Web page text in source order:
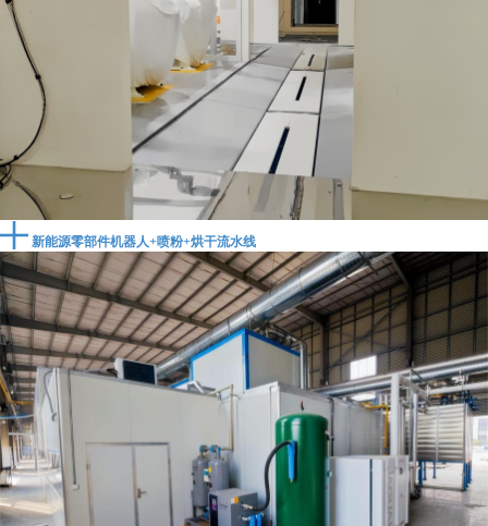
新能源零部件机器人+喷粉+烘干流水线